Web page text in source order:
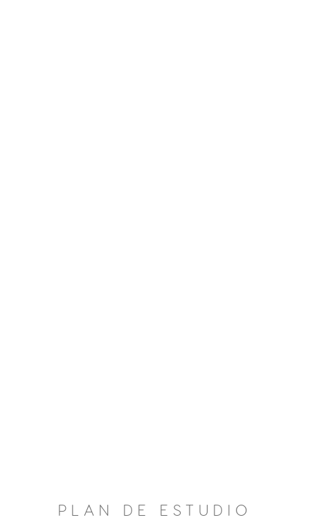
PLAN DE ESTUDIO